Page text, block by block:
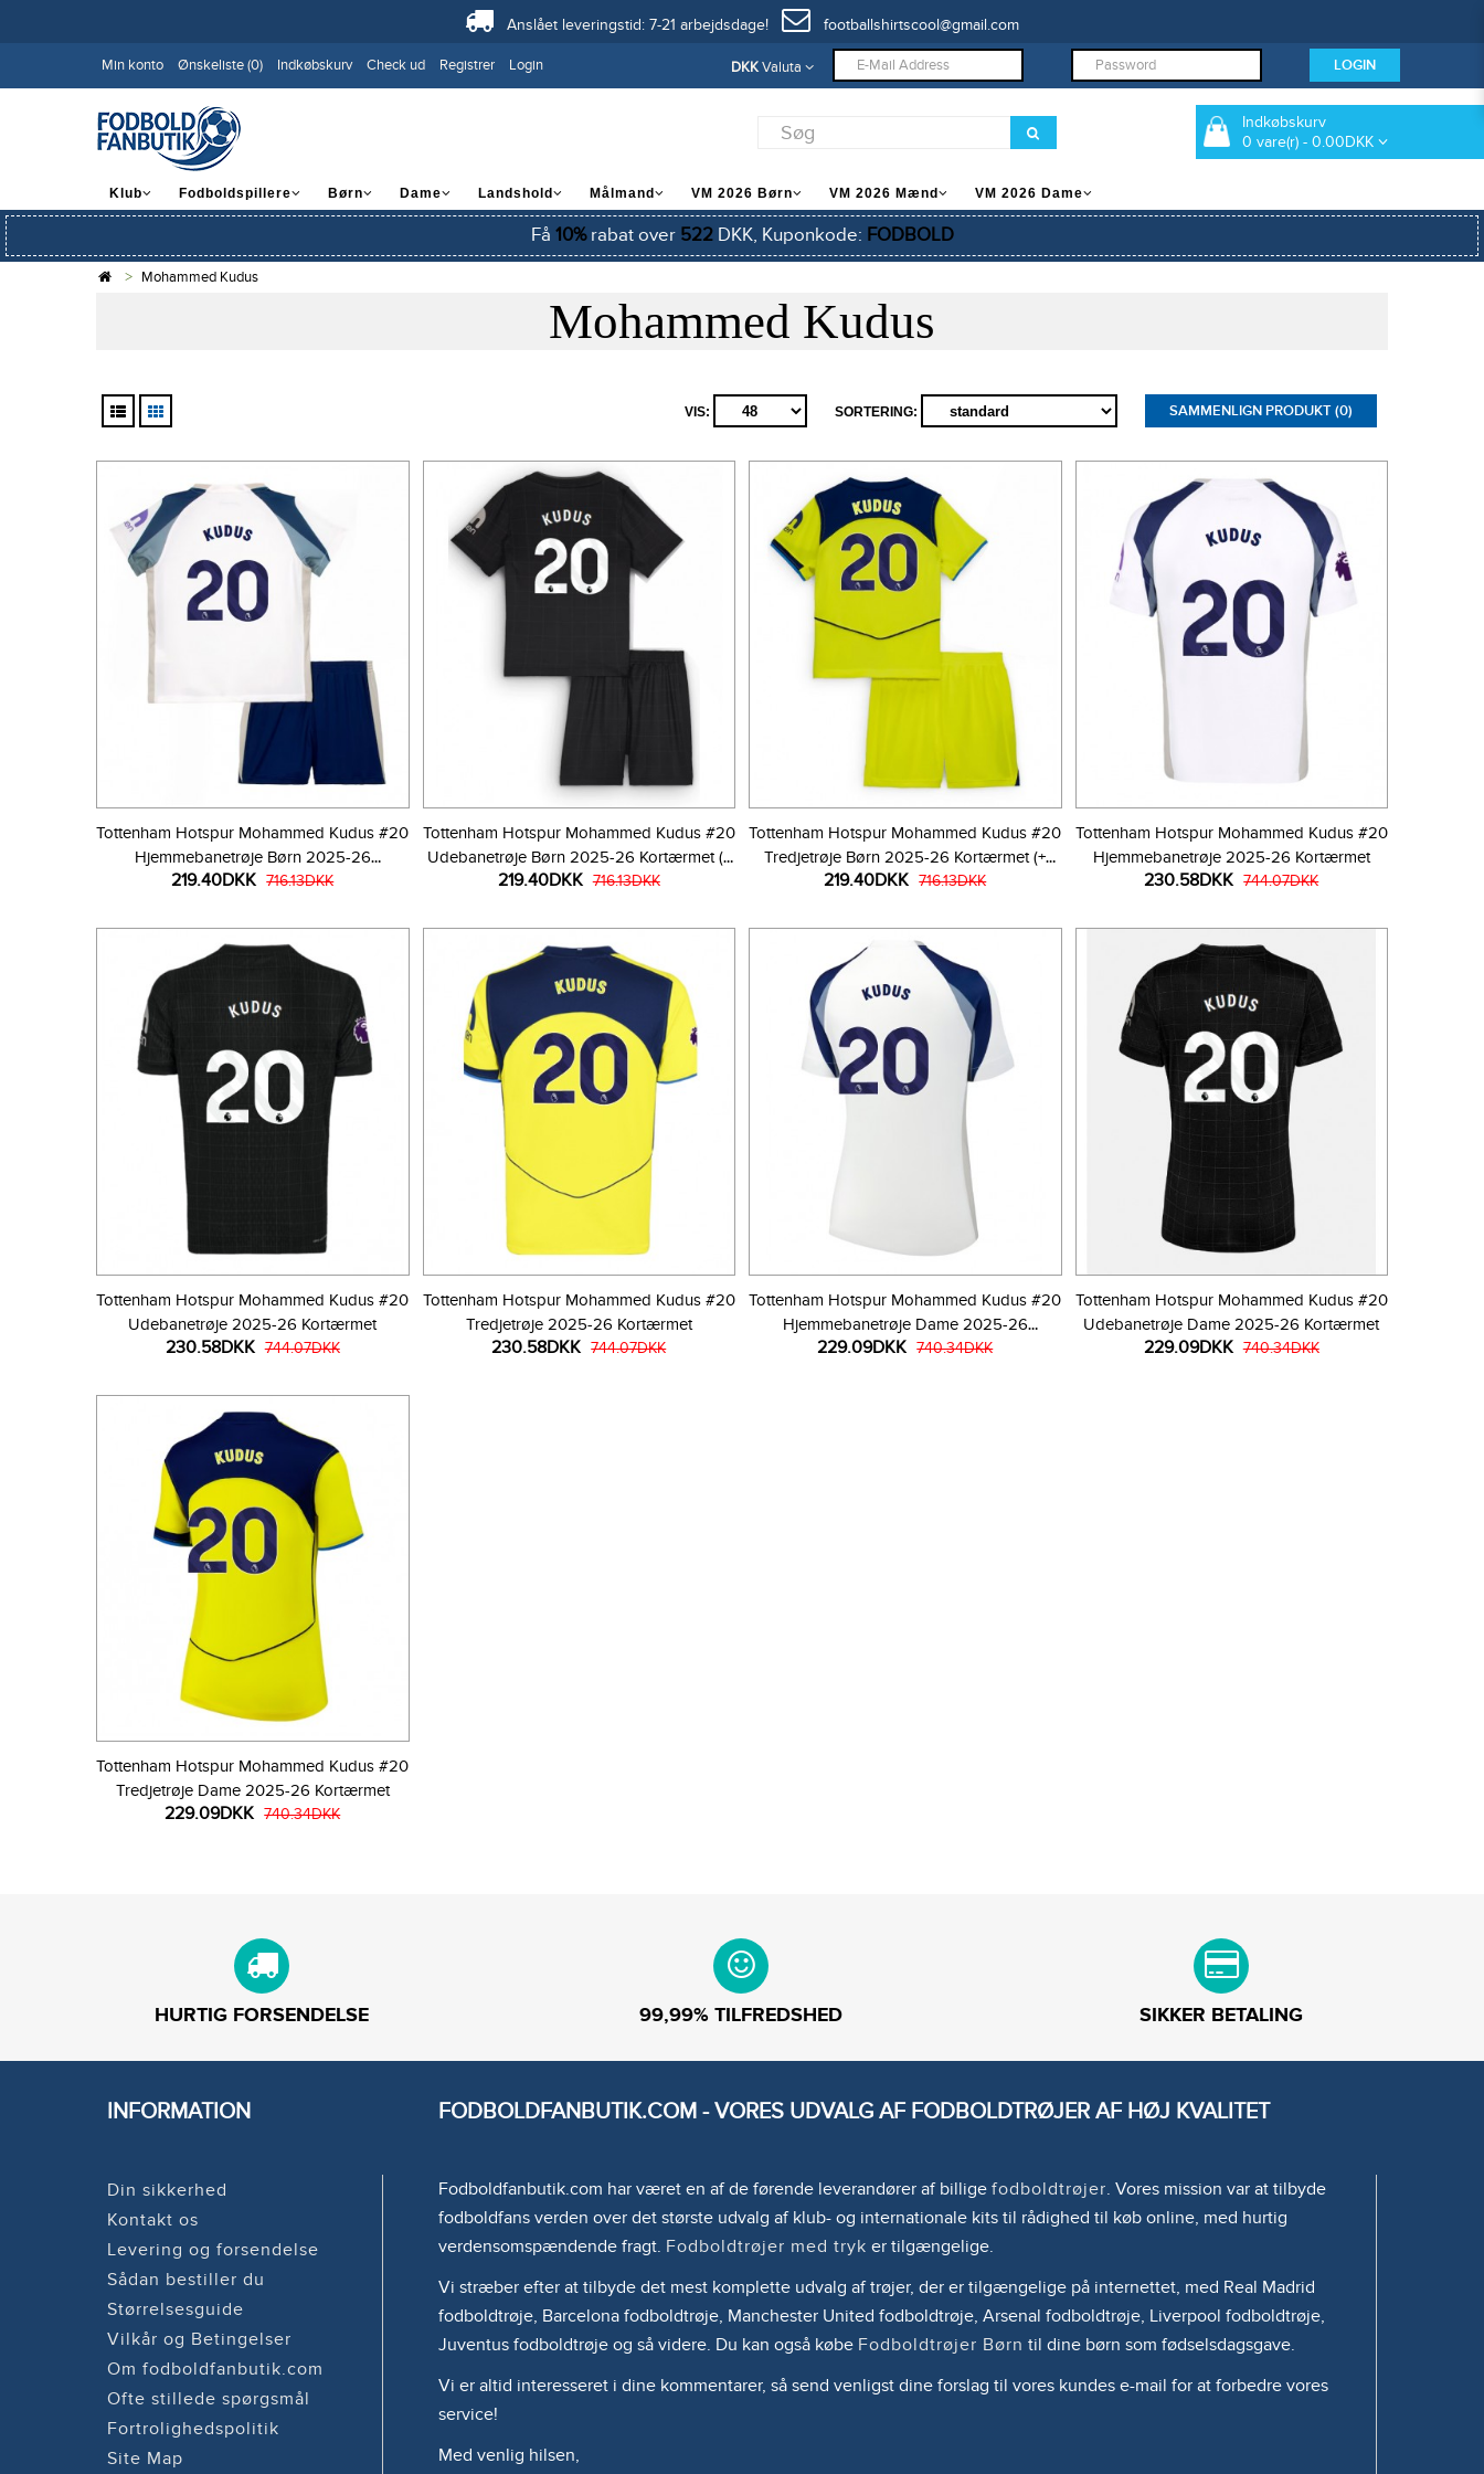
Anslået leveringstid: 7-21 arbejdsdage! footballshirtscool@gmail.com
Min konto Ønskeliste (0) Indkøbskurv Check ud Registrer Login DKKValuta
Indkøbskurv
0 vare(r) - 0.00DKK
Klub Fodboldspillere Børn Dame Landshold Målmand VM 2026 Børn VM 2026 Mænd VM 2026 Dame
Få 10%rabat over 522DKK, Kuponkode: FODBOLD
Mohammed Kudus
Mohammed Kudus
SAMMENLIGN PRODUKT (0)
SORTERING:
VIS:
Tottenham Hotspur Mohammed Kudus #20
Hjemmebanetrøje Børn 2025-26
Kortærmet (+ Korte bukser)
219.40DKK 716.13DKK
Tottenham Hotspur Mohammed Kudus #20
Udebanetrøje Børn 2025-26 Kortærmet (+
Korte bukser)
219.40DKK 716.13DKK
Tottenham Hotspur Mohammed Kudus #20
Tredjetrøje Børn 2025-26 Kortærmet (+
Korte bukser)
219.40DKK 716.13DKK
Tottenham Hotspur Mohammed Kudus #20
Hjemmebanetrøje 2025-26 Kortærmet
230.58DKK 744.07DKK
Tottenham Hotspur Mohammed Kudus #20
Udebanetrøje 2025-26 Kortærmet
230.58DKK 744.07DKK
Tottenham Hotspur Mohammed Kudus #20
Tredjetrøje 2025-26 Kortærmet
230.58DKK 744.07DKK
Tottenham Hotspur Mohammed Kudus #20
Hjemmebanetrøje Dame 2025-26
Kortærmet
229.09DKK 740.34DKK
Tottenham Hotspur Mohammed Kudus #20
Udebanetrøje Dame 2025-26 Kortærmet
229.09DKK 740.34DKK
Tottenham Hotspur Mohammed Kudus #20
Tredjetrøje Dame 2025-26 Kortærmet
229.09DKK 740.34DKK
HURTIG FORSENDELSE 99,99% TILFREDSHED SIKKER BETALING
INFORMATION
Din sikkerhed
Kontakt os
Levering og forsendelse
Sådan bestiller du
Størrelsesguide
Vilkår og Betingelser
Om fodboldfanbutik.com
Ofte stillede spørgsmål
Fortrolighedspolitik
Site Map
FODBOLDFANBUTIK.COM - VORES UDVALG AF FODBOLDTRØJER AF HØJ KVALITET
Fodboldfanbutik.com har været en af de førende leverandører af billige fodboldtrøjer. Vores mission var at tilbyde
fodboldfans verden over det største udvalg af klub- og internationale kits til rådighed til køb online, med hurtig
verdensomspændende fragt. Fodboldtrøjer med tryk er tilgængelige.
Vi stræber efter at tilbyde det mest komplette udvalg af trøjer, der er tilgængelige på internettet, med Real Madrid
fodboldtrøje, Barcelona fodboldtrøje, Manchester United fodboldtrøje, Arsenal fodboldtrøje, Liverpool fodboldtrøje,
Juventus fodboldtrøje og så videre. Du kan også købe Fodboldtrøjer Børn til dine børn som fødselsdagsgave.
Vi er altid interesseret i dine kommentarer, så send venligst dine forslag til vores kundes e-mail for at forbedre vores
service!
Med venlig hilsen,